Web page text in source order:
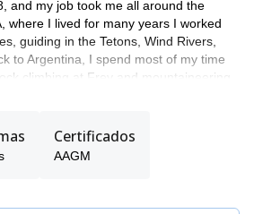
and my job took me all around the
where I lived for many years I worked
guiding in the Tetons, Wind Rivers,
to Argentina, I spend most of my time
climbing at Frey and mountaineering
trying to be an exciting dad for my two
the great backyard we have at home!
Certificados
AAGM